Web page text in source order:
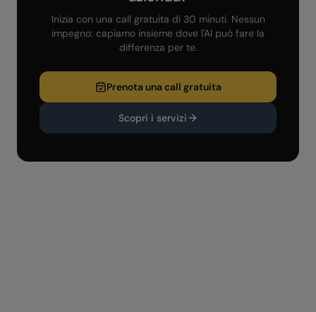
Inizia con una call gratuita di 30 minuti. Nessun
impegno: capiamo insieme dove l'AI può fare la
differenza per te.
Prenota una call gratuita
Scopri i servizi